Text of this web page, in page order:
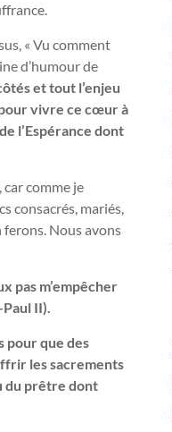
« Vu comment
d’humour de
et tout l’enjeu
vivre ce cœur à
l’Espérance dont
comme je
consacrés, mariés,
ferons. Nous avons
pas m’empêcher
II).
pour que des
les sacrements
du prêtre dont